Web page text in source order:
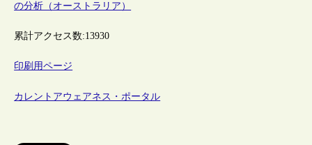
の分析（オーストラリア）
累計アクセス数:13930
印刷用ページ
カレントアウェアネス・ポータル